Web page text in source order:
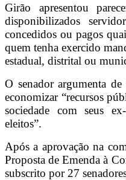
Girão apresentou
disponibilizados
concedidos ou pagos
quem tenha exercido
estadual, distrital ou
O senador argumenta
economizar “recursos
sociedade com seus
eleitos”.
Após a aprovação na
Proposta de Emenda à
subscrito por 27